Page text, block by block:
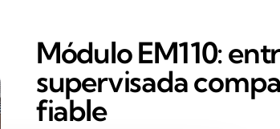
Módulo EM110:
supervisada
fiable